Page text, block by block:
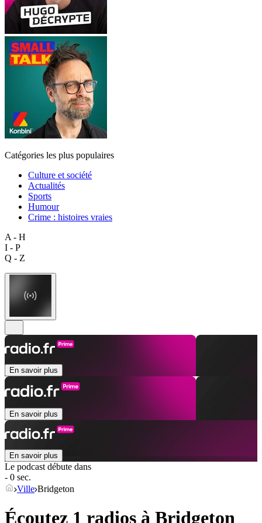
Catégories les plus populaires
Culture et société
Actualités
Sports
Humour
Crime : histoires vraies
A - H
I - P
Q - Z
En savoir plus
En savoir plus
En savoir plus
Le podcast débute dans
- 0 sec.
Ville Bridgeton
Écoutez 1 radios à Bridgeton